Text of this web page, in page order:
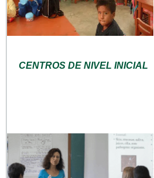
CENTROS DE NIVEL INICIAL